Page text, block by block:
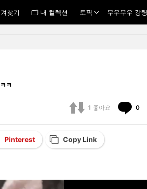
찾기 🗂 내 컬렉션 토픽 무우무우 강령
ㅋㅋ
1 좋아요 0
Pinterest Copy Link